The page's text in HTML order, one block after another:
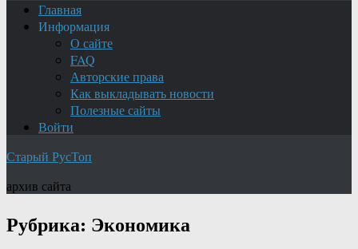
Главная
Информация
О сайте
FAQ
Авторские права
Как выкладывать новости
Полезные сайты
Войти
Старый РусТоп
архив сайта
Рубрика: Экономика